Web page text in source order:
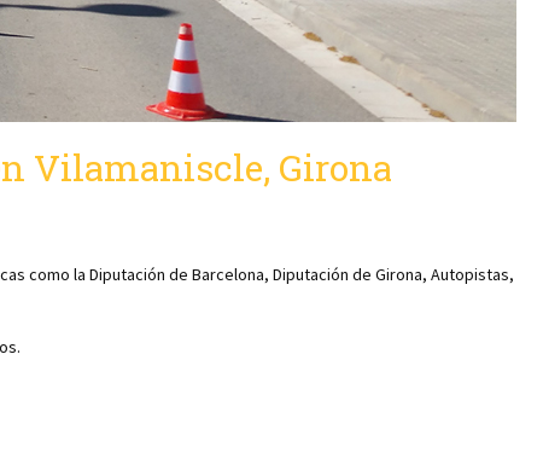
Vilamaniscle, Girona
como la Diputación de Barcelona, Diputación de Girona, Autopistas,